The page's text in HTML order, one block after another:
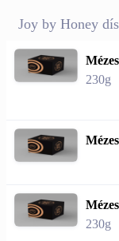
Joy by Honey
230g
230g